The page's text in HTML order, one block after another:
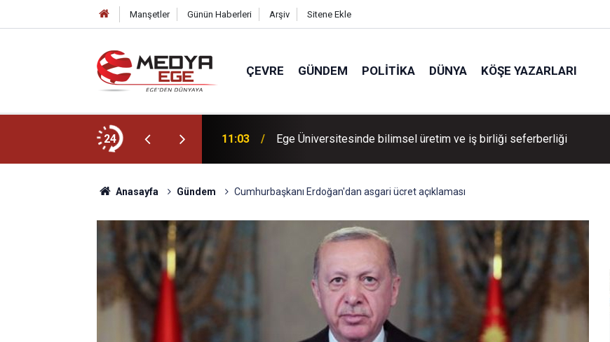
Manşetler Günün Haberleri Arşiv Sitene Ekle
ÇEVRE GÜNDEM POLITIKA DÜNYA KÖŞE YAZARLARI
24 11:03 Ege Üniversitesinde bilimsel üretim ve iş birliği seferberliği
Anasayfa Gündem Cumhurbaşkanı Erdoğan'dan asgari ücret açıklaması